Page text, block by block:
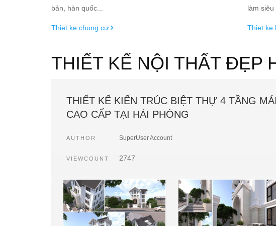
bản, hàn quốc...
Thiet ke chung cư
làm siêu
Thiet ke
THIẾT KẾ NỘI THẤT ĐẸP
THIẾT KẾ KIẾN TRÚC BIỆT THỰ 4 TẦNG
CAO CẤP TẠI HẢI PHÒNG
AUTHOR SuperUser Account
VIEWCOUNT 2747